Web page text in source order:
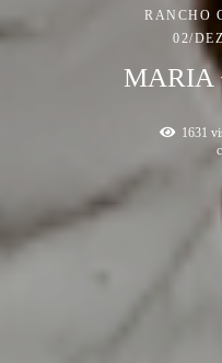
RANCHO
02/
MARIA
1631